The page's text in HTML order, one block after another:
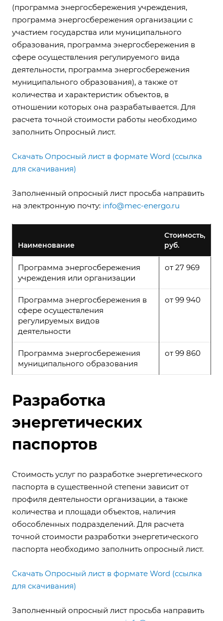
(программа энергосбережения учреждения,
программа энергосбережения организации с
участием государства или муниципального
образования, программа энергосбережения в
сфере осуществления регулируемого вида
деятельности, программа энергосбережения
муниципального образования), а также от
количества и характеристик объектов, в
отношении которых она разрабатывается. Для
расчета точной стоимости работы необходимо
заполнить Опросный лист.
Скачать Опросный лист в формате Word (ссылка
для скачивания)
Заполненный опросный лист просьба направить
на электронную почту: info@mec-energo.ru
Наименование
Стоимость,
руб.
Программа энергосбережения
учреждения или организации
от 27 969
Программа энергосбережения в
сфере осуществления
регулируемых видов
деятельности
от 99 940
Программа энергосбережения
муниципального образования
от 99 860
Разработка
энергетических
паспортов
Стоимость услуг по разработке энергетического
паспорта в существенной степени зависит от
профиля деятельности организации, а также
количества и площади объектов, наличия
обособленных подразделений. Для расчета
точной стоимости разработки энергетического
паспорта необходимо заполнить опросный лист.
Скачать Опросный лист в формате Word (ссылка
для скачивания)
Заполненный опросный лист просьба направить